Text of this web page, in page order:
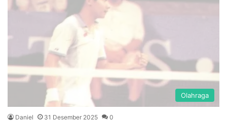
Olahraga
Daniel 31 Desember 2025 0